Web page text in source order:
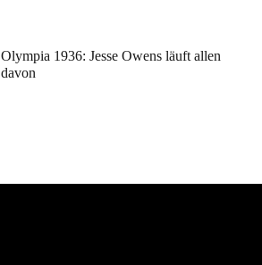
Olympia 1936: Jesse Owens läuft allen
davon